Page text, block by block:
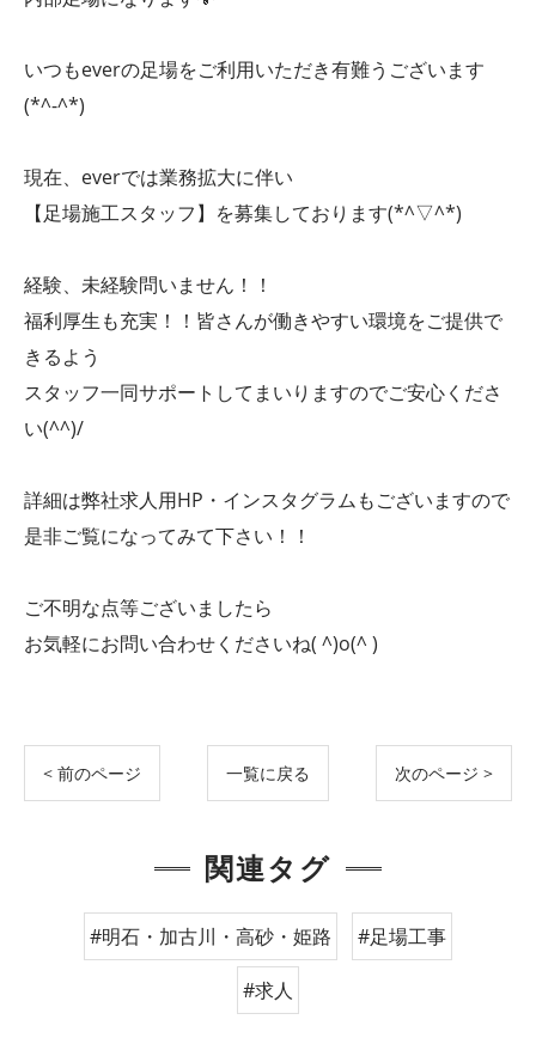
いつもeverの足場をご利用いただき有難うございます
(*^-^*)
現在、everでは業務拡大に伴い
【足場施工スタッフ】を募集しております(*^▽^*)
経験、未経験問いません！！
福利厚生も充実！！皆さんが働きやすい環境をご提供で
きるよう
スタッフ一同サポートしてまいりますのでご安心くださ
い(^^)/
詳細は弊社求人用HP・インスタグラムもございますので
是非ご覧になってみて下さい！！
ご不明な点等ございましたら
お気軽にお問い合わせくださいね( ^)o(^ )
< 前のページ 一覧に戻る 次のページ >
関連タグ
#明石・加古川・高砂・姫路 #足場工事
#求人